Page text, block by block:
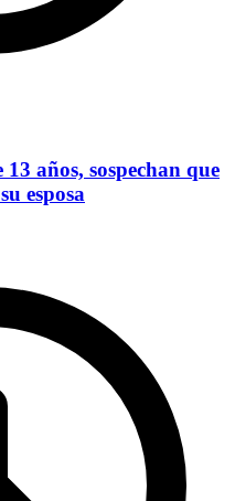
años, sospechan que
esposa